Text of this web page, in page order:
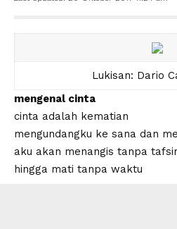
Lukisan: Dario
mengenal cinta
cinta adalah kematian
mengundangku ke sana dan
aku akan menangis tanpa tafsir
hingga mati tanpa waktu